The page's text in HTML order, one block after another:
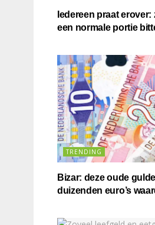
Iedereen praat
een normale portie
TRENDING
Bizar: deze oude
duizenden euro’s